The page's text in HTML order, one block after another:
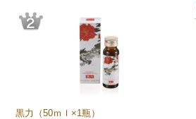
黒力（50ｍｌ×1瓶）